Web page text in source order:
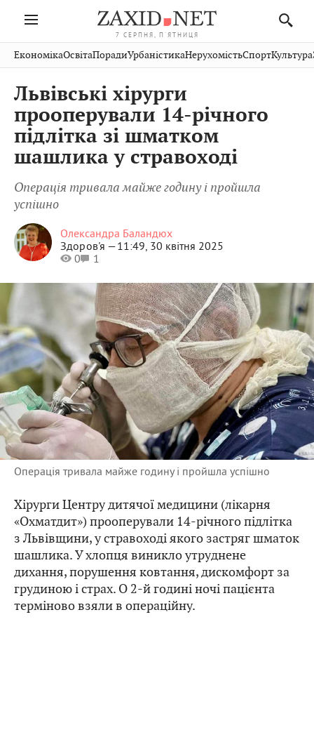
7 СЕРПНЯ, П'ЯТНИЦЯ
Івано-
Франківськ
Тернопіль
Волинь
Закарпаття
Рівне
Шептицький
Стрий
Хмельницький
Вінниця
Публікації
Авто СловкоКультура
Кіно
ФотоОсвітаНерухомість
Домашні
ЕкономікаОсвітаПорадиУрбаністикаНерухомістьСпортКультура
Львівські хірурги
прооперували 14-річного
підлітка зі шматком
шашлика у стравоході
Операція тривала майже годину і пройшла
успішно
Олександра Баландюх
Здоров'я —11:49, 30 квітня 2025
0
1
Операція тривала майже годину і пройшла успішно
Хірурги Центру дитячої медицини (лікарня
«Охматдит») прооперували 14-річного підлітка
з Львівщини, у стравоході якого застряг шматок
шашлика. У хлопця виникло утруднене
дихання, порушення ковтання, дискомфорт за
грудиною і страх. О 2-й годині ночі пацієнта
терміново взяли в операційну.